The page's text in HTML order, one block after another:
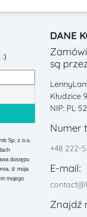
:)
Sp. z o.o.
dostępu
iż moja
mojego
DANE
są
Kłudzice
NIP: PL
Numer
+48 222-
E-mail:
Znajdź